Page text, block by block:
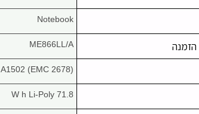
Notebook
ME866LL/A
A1502 (EMC 2678)
71.8 W h Li-Poly